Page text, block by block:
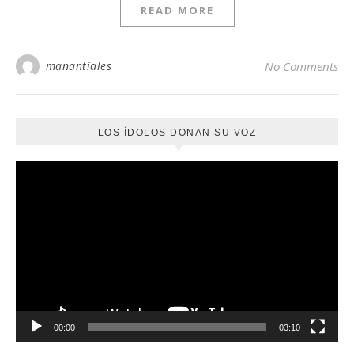
READ MORE
manantiales No Comments
LOS ÍDOLOS DONAN SU VOZ
00:00 03:10